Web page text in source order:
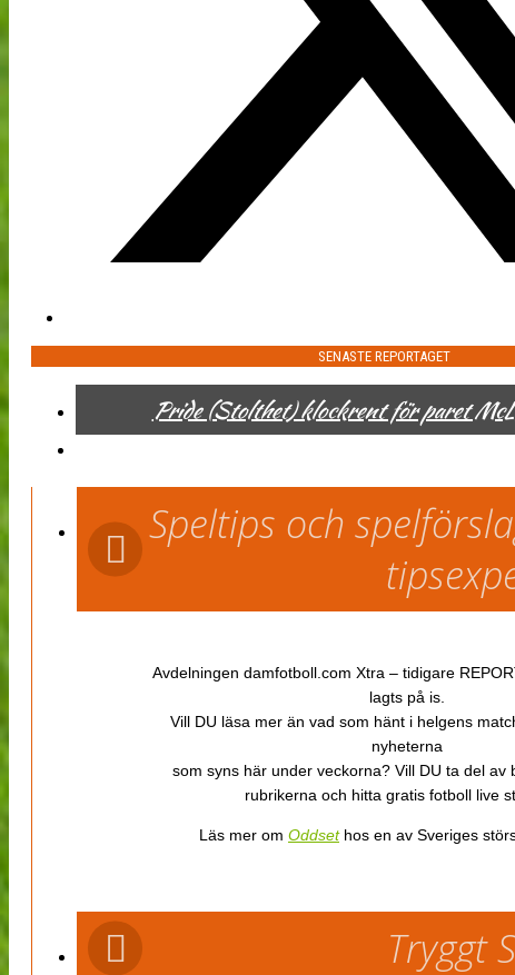
SENASTE REPORTAGET
Pride (Stolthet) klockrent för paret
Speltips och
Avdelningen damfotboll.com Xtra – tidigare
lagts på is.
Vill DU läsa mer än vad som hänt i helgens
nyheterna
som syns här under veckorna? Vill DU ta del av
rubrikerna och hitta gratis fotboll live
Läs mer om Oddsethos en av Sveriges
Tryggt